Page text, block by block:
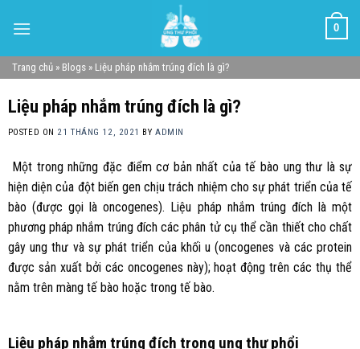
0
Trang chủ » Blogs » Liệu pháp nhắm trúng đích là gì?
Liệu pháp nhắm trúng đích là gì?
POSTED ON 21 THÁNG 12, 2021 BYADMIN
Một trong những đặc điểm cơ bản nhất của tế bào ung thư là sự
hiện diện của đột biến gen chịu trách nhiệm cho sự phát triển của tế
bào (được gọi là oncogenes). Liệu pháp nhắm trúng đích là một
phương pháp nhắm trúng đích các phân tử cụ thể cần thiết cho chất
gây ung thư và sự phát triển của khối u (oncogenes và các protein
được sản xuất bởi các oncogenes này); hoạt động trên các thụ thể
nằm trên màng tế bào hoặc trong tế bào.
Liệu pháp nhắm trúng đích trong ung thư phổi